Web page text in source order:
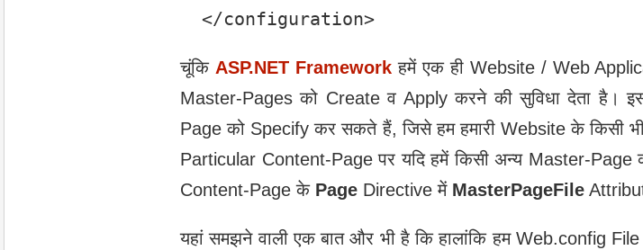
  </configuration>
चूंकि ASP.NET Frameworkहमें एक ही Website / Web
Master-Pages को Create व Apply करने की सुविधा देता है।
Page को Specify कर सकते हैं, जिसे हम हमारी Website के किसी
Particular Content-Page पर यदि हमें किसी अन्‍य Master-Page
Content-Page के Page Directive में MasterPageFile
यहां समझने वाली एक बात और भी है कि हालांकि हम Web.config